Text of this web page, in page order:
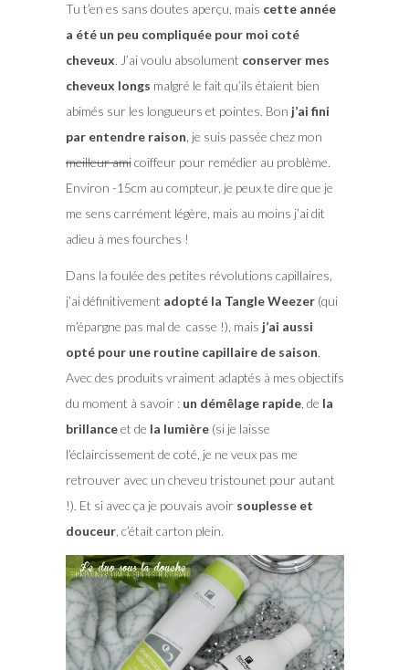
Tu t’en es sans doutes aperçu, mais cette année
a été un peu compliquée pour moi coté
cheveux. J’ai voulu absolument conserver mes
cheveux longs malgré le fait qu’ils étaient bien
abimés sur les longueurs et pointes. Bon j’ai fini
par entendre raison , je suis passée chez mon
meilleur amicoiffeur pour remédier au problème.
Environ -15cm au compteur, je peux te dire que je
me sens carrément légère, mais au moins j’ai dit
adieu à mes fourches !
Dans la foulée des petites révolutions capillaires,
j’ai définitivement adopté la Tangle Weezer(qui
m’épargne pas mal de casse !), mais j’ai aussi
opté pour une routine capillaire de saison.
Avec des produits vraiment adaptés à mes objectifs
du moment à savoir : un démêlage rapide, de la
brillanceet de la lumière(si je laisse
l’éclaircissement de coté, je ne veux pas me
retrouver avec un cheveu tristounet pour autant
!). Et si avec ça je pouvais avoir souplesse et
douceur, c’était carton plein.